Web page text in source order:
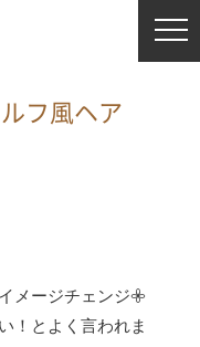
フ風ヘア
メージチェンジ𖧷⁡
！とよく言われま